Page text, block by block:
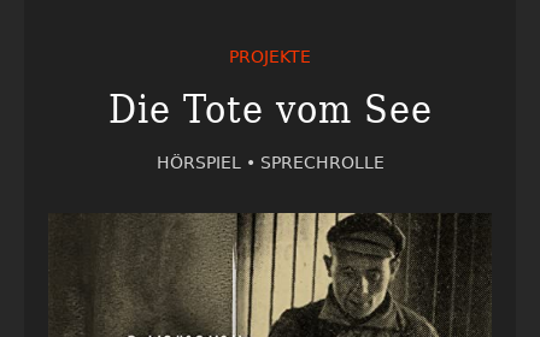
PROJEKTE
Die Tote vom See
HÖRSPIEL • SPRECHROLLE